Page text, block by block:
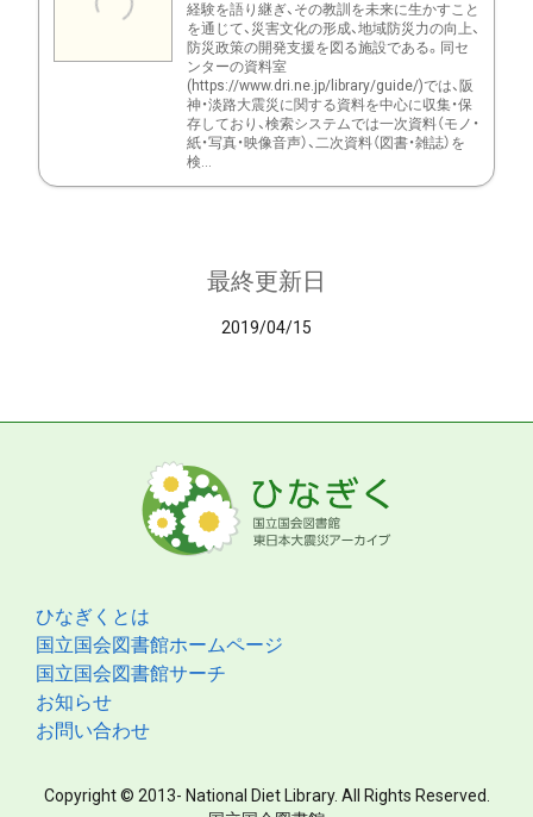
経験を語り継ぎ、その教訓を未来に生かすこと
を通じて、災害文化の形成、地域防災力の向上、
防災政策の開発支援を図る施設である。同セ
ンターの資料室
(https://www.dri.ne.jp/library/guide/)では、阪
神・淡路大震災に関する資料を中心に収集・保
存しており、検索システムでは一次資料（モノ・
紙・写真・映像音声）、二次資料（図書・雑誌）を
検...
最終更新日
2019/04/15
ひなぎくとは
国立国会図書館ホームページ
国立国会図書館サーチ
お知らせ
お問い合わせ
Copyright © 2013- National Diet Library. All Rights Reserved.